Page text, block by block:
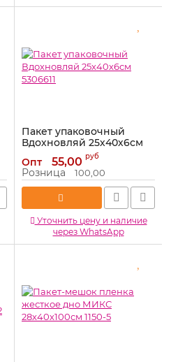
Пакет упаковочный
Вдохновляй 25х40х6см
Артикул: 5306611
Опт 55,00 руб
Розница 100,00
Уточнить цену и наличие
через WhatsApp